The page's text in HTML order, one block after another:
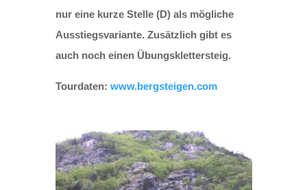
nur eine kurze Stelle (D) als mögliche
Ausstiegsvariante. Zusätzlich gibt es
auch noch einen Übungsklettersteig.
Tourdaten: www.bergsteigen.com